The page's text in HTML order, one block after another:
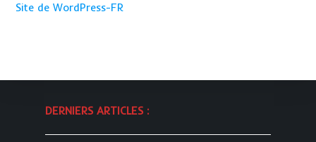
Site de WordPress-FR
DERNIERS ARTICLES :